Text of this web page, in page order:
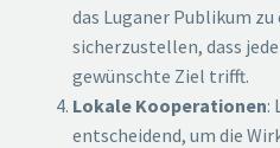
das Luganer Publikum
sicherzustellen, dass
gewünschte Ziel trifft.
Lokale Kooperationen:
entscheidend, um die